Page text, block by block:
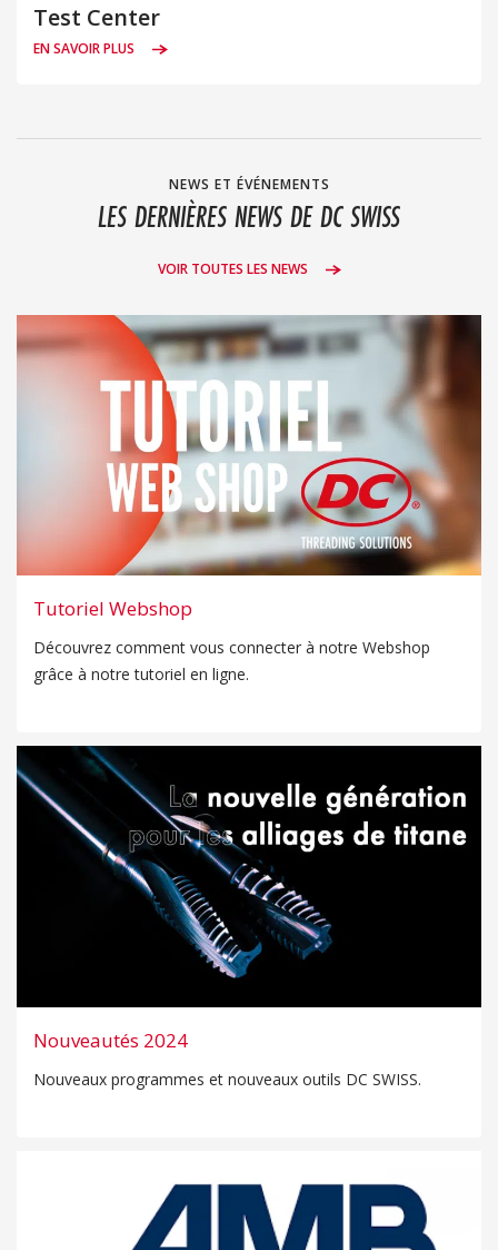
Test Center
EN SAVOIR PLUS
NEWS ET ÉVÉNEMENTS
LES DERNIÈRES NEWS DE DC SWISS
VOIR TOUTES LES NEWS
Tutoriel Webshop
Découvrez comment vous connecter à notre Webshop
grâce à notre tutoriel en ligne.
Nouveautés 2024
Nouveaux programmes et nouveaux outils DC SWISS.